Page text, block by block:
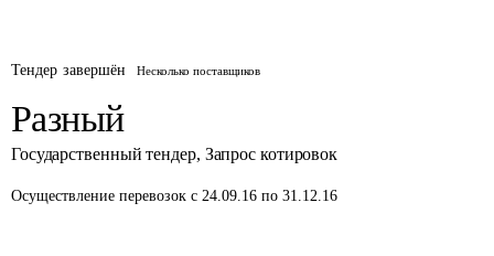
Тендер завершён Несколько поставщиков
Разный
Государственный тендер, Запрос котировок
Осуществление перевозок с 24.09.16 по 31.12.16